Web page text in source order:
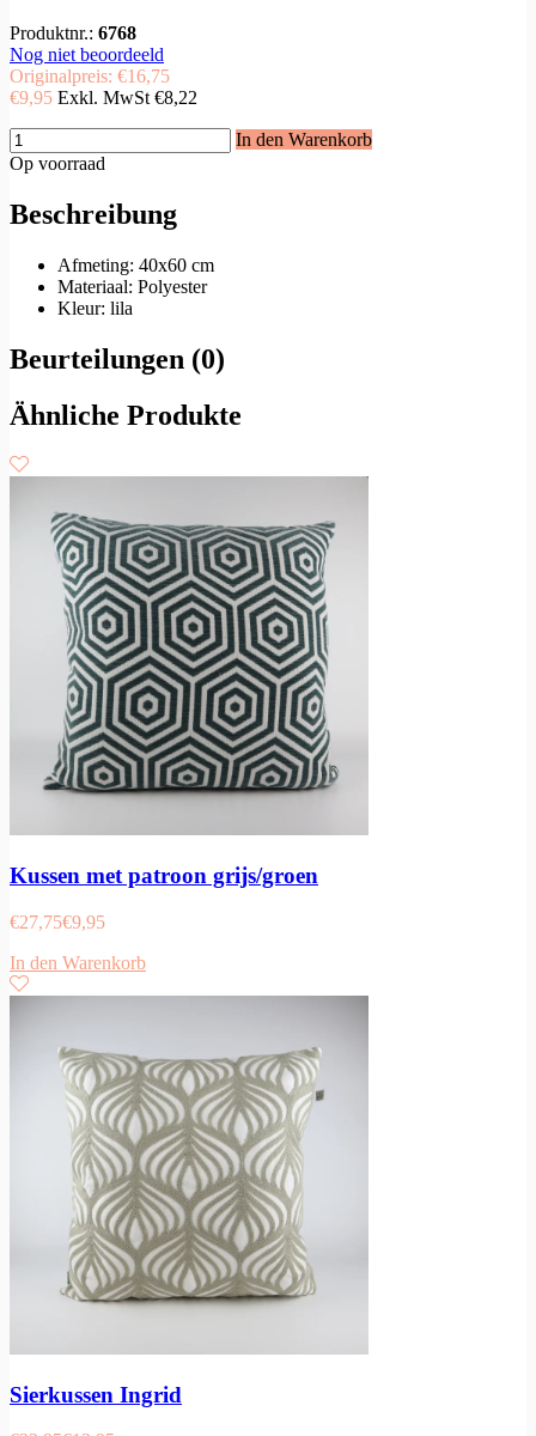
Produktnr.: 6768
Nog niet beoordeeld
Originalpreis: €16,75
€9,95 Exkl. MwSt €8,22
In den Warenkorb
Op voorraad
Beschreibung
Afmeting: 40x60 cm
Materiaal: Polyester
Kleur: lila
Beurteilungen (0)
Ähnliche Produkte
Kussen met patroon grijs/groen
€27,75€9,95
In den Warenkorb
Sierkussen Ingrid